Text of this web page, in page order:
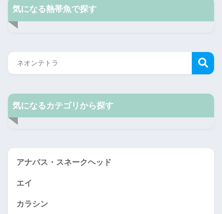
気になる熱帯魚で探す
気になるカテゴリから探す
アナバス・スネークヘッド
エイ
カラシン